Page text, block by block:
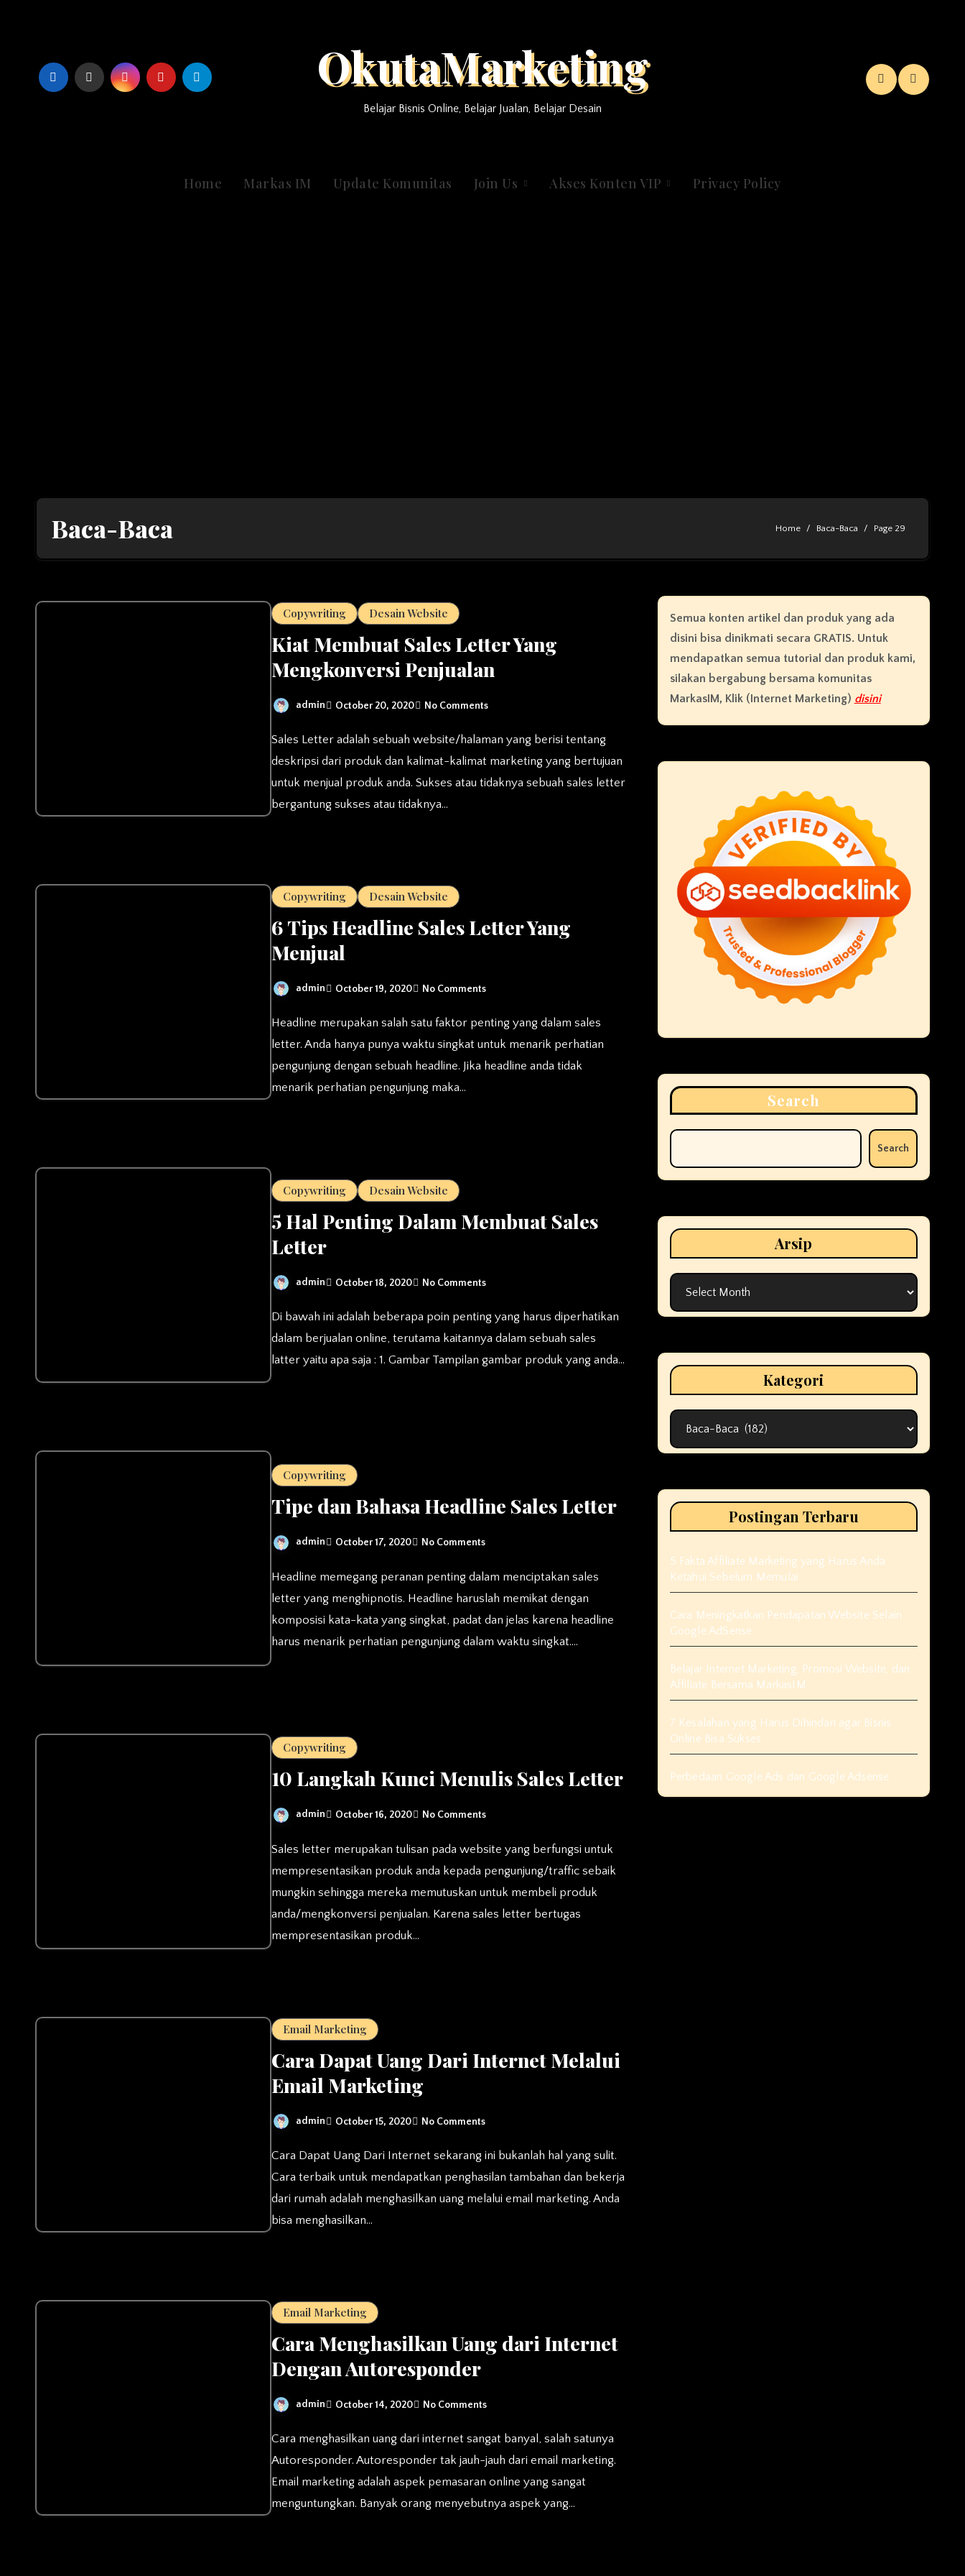
OkutaMarketing
Belajar Bisnis Online, Belajar Jualan, Belajar Desain
Home Markas IM Update Komunitas Join Us Akses Konten VIP Privacy Policy
Baca-Baca Home Baca-Baca Page 29
Copywriting Desain Website
Kiat Membuat Sales Letter Yang
Mengkonversi Penjualan
admin October 20, 2020 No Comments
Sales Letter adalah sebuah website/halaman yang berisi tentang
deskripsi dari produk dan kalimat-kalimat marketing yang bertujuan
untuk menjual produk anda. Sukses atau tidaknya sebuah sales letter
bergantung sukses atau tidaknya…
Copywriting Desain Website
6 Tips Headline Sales Letter Yang
Menjual
admin October 19, 2020 No Comments
Headline merupakan salah satu faktor penting yang dalam sales
letter. Anda hanya punya waktu singkat untuk menarik perhatian
pengunjung dengan sebuah headline. Jika headline anda tidak
menarik perhatian pengunjung maka…
Copywriting Desain Website
5 Hal Penting Dalam Membuat Sales
Letter
admin October 18, 2020 No Comments
Di bawah ini adalah beberapa poin penting yang harus diperhatikan
dalam berjualan online, terutama kaitannya dalam sebuah sales
latter yaitu apa saja : 1. Gambar Tampilan gambar produk yang anda…
Copywriting
Tipe dan Bahasa Headline Sales Letter
admin October 17, 2020 No Comments
Headline memegang peranan penting dalam menciptakan sales
letter yang menghipnotis. Headline haruslah memikat dengan
komposisi kata-kata yang singkat, padat dan jelas karena headline
harus menarik perhatian pengunjung dalam waktu singkat.…
Copywriting
10 Langkah Kunci Menulis Sales Letter
admin October 16, 2020 No Comments
Sales letter merupakan tulisan pada website yang berfungsi untuk
mempresentasikan produk anda kepada pengunjung/traffic sebaik
mungkin sehingga mereka memutuskan untuk membeli produk
anda/mengkonversi penjualan. Karena sales letter bertugas
mempresentasikan produk…
Email Marketing
Cara Dapat Uang Dari Internet Melalui
Email Marketing
admin October 15, 2020 No Comments
Cara Dapat Uang Dari Internet sekarang ini bukanlah hal yang sulit.
Cara terbaik untuk mendapatkan penghasilan tambahan dan bekerja
dari rumah adalah menghasilkan uang melalui email marketing. Anda
bisa menghasilkan…
Email Marketing
Cara Menghasilkan Uang dari Internet
Dengan Autoresponder
admin October 14, 2020 No Comments
Cara menghasilkan uang dari internet sangat banyal, salah satunya
Autoresponder. Autoresponder tak jauh-jauh dari email marketing.
Email marketing adalah aspek pemasaran online yang sangat
menguntungkan. Banyak orang menyebutnya aspek yang…
Semua konten artikel dan produk yang ada
disini bisa dinikmati secara GRATIS. Untuk
mendapatkan semua tutorial dan produk kami,
silakan bergabung bersama komunitas
MarkasIM, Klik (Internet Marketing) disini
Search
Search
Arsip
Arsip
Kategori
Kategori
Postingan Terbaru
5 Fakta Affiliate Marketing yang Harus Anda
Ketahui Sebelum Memulai
Cara Meningkatkan Pendapatan Website Selain
Google AdSense
Belajar Internet Marketing, Promosi Website, dan
Affiliate Bersama MarkasIM
7 Kesalahan yang Harus Dihindari agar Bisnis
Online Bisa Sukses
Perbedaan Google Ads dan Google Adsense